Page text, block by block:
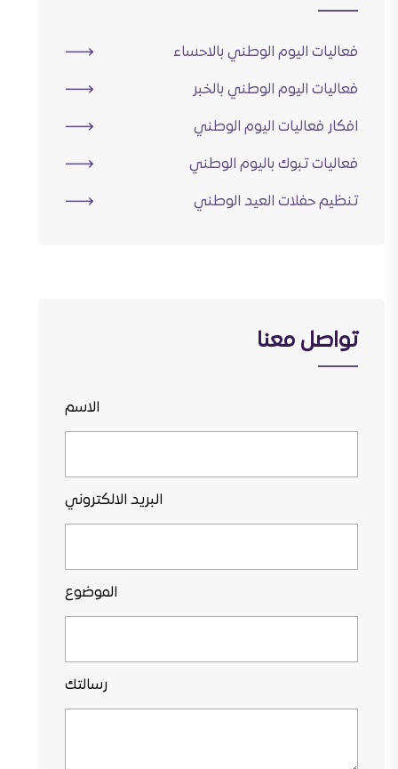
فعاليات اليوم الوطني بالاحساء
فعاليات اليوم الوطني بالخبر
افكار فعاليات اليوم الوطني
فعاليات تبوك باليوم الوطني
تنظيم حفلات العيد الوطني
تواصل معنا
الاسم
البريد الالكتروني
الموضوع
رسالتك